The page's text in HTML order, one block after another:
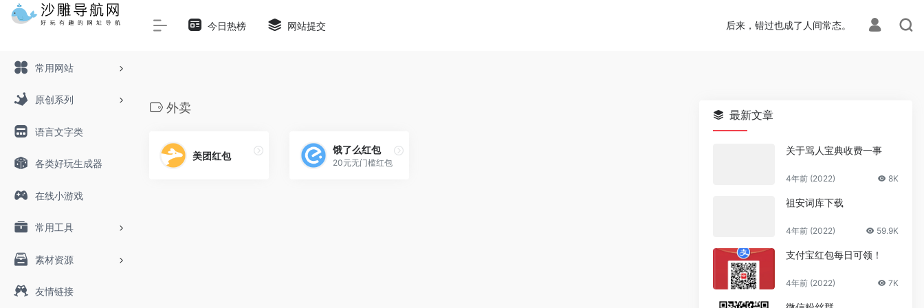
Warning: Array to string conversion in /www/wwwroot/shadiao.pro/wp-content/themes/onenav/inc/wp-optimization.php
常用网站
原创系列
语言文字类
各类好玩生成器
在线小游戏
常用工具
素材资源
友情链接
今日热榜 网站提交 后来，错过也成了人间常态。
外卖
美团红包
饿了么红包
20元无门槛红包
最新文章
关于骂人宝典收费一事
4年前 (2022) 8K
祖安词库下载
4年前 (2022) 59.9K
支付宝红包每日可领！
4年前 (2022) 7K